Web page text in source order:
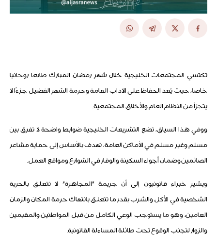
تكتسي المجتمعات الخليجية خلال شهر رمضان المبارك طابعا روحانيا
خاصا، حيث يُعد الحفاظ على الآداب العامة وحرمة الشهر الفضيل جزءًا لا
يتجزأ من النظام العام والأخلاق المجتمعية.
ووفي هذا السياق، تضع التشريعات الخليجية ضوابط واضحة لا تفرق بين
مسلم وغير مسلم في الأماكن العامة، تهدف بالأساس إلى حماية مشاعر
الصائمين وضمان أجواء السكينة والوقار في الشوارع ومواقع العمل.
ويشير خبراء قانونيون إلى أن جريمة "المجاهرة" لا تتعلق بالحرية
الشخصية في الأكل والشرب بقدر ما تتعلق بانتهاك حرمة المكان والزمان
العامين، وهو ما يستوجب الوعي الكامل من قبل المواطنين والمقيمين
والزوار لتجنب الوقوع تحت طائلة المساءلة القانونية.